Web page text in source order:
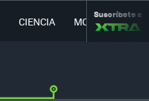
CIENCIA MOVILIDAD
Suscríbete a